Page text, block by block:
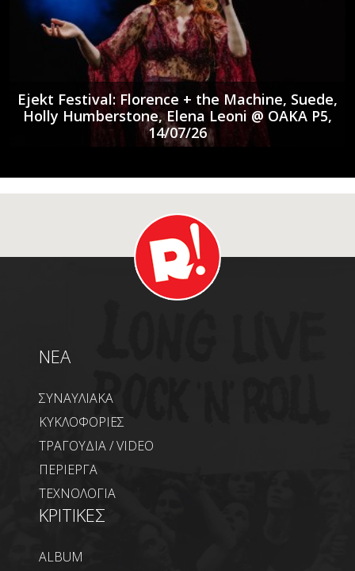
Ejekt Festival: Florence + the Machine, Suede,
Holly Humberstone, Elena Leoni @ ΟΑΚΑ P5,
14/07/26
NEA
ΣΥΝΑΥΛΙΑΚΑ
ΚΥΚΛΟΦΟΡΙΕΣ
ΤΡΑΓΟΥΔΙΑ / VIDEO
ΠΕΡΙΕΡΓΑ
ΤΕΧΝΟΛΟΓΙΑ
ΚΡΙΤΙΚΕΣ
ALBUM